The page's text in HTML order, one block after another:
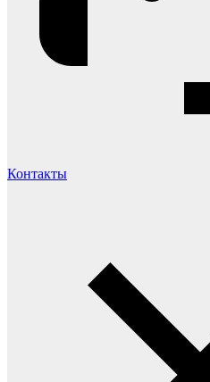
Контакты